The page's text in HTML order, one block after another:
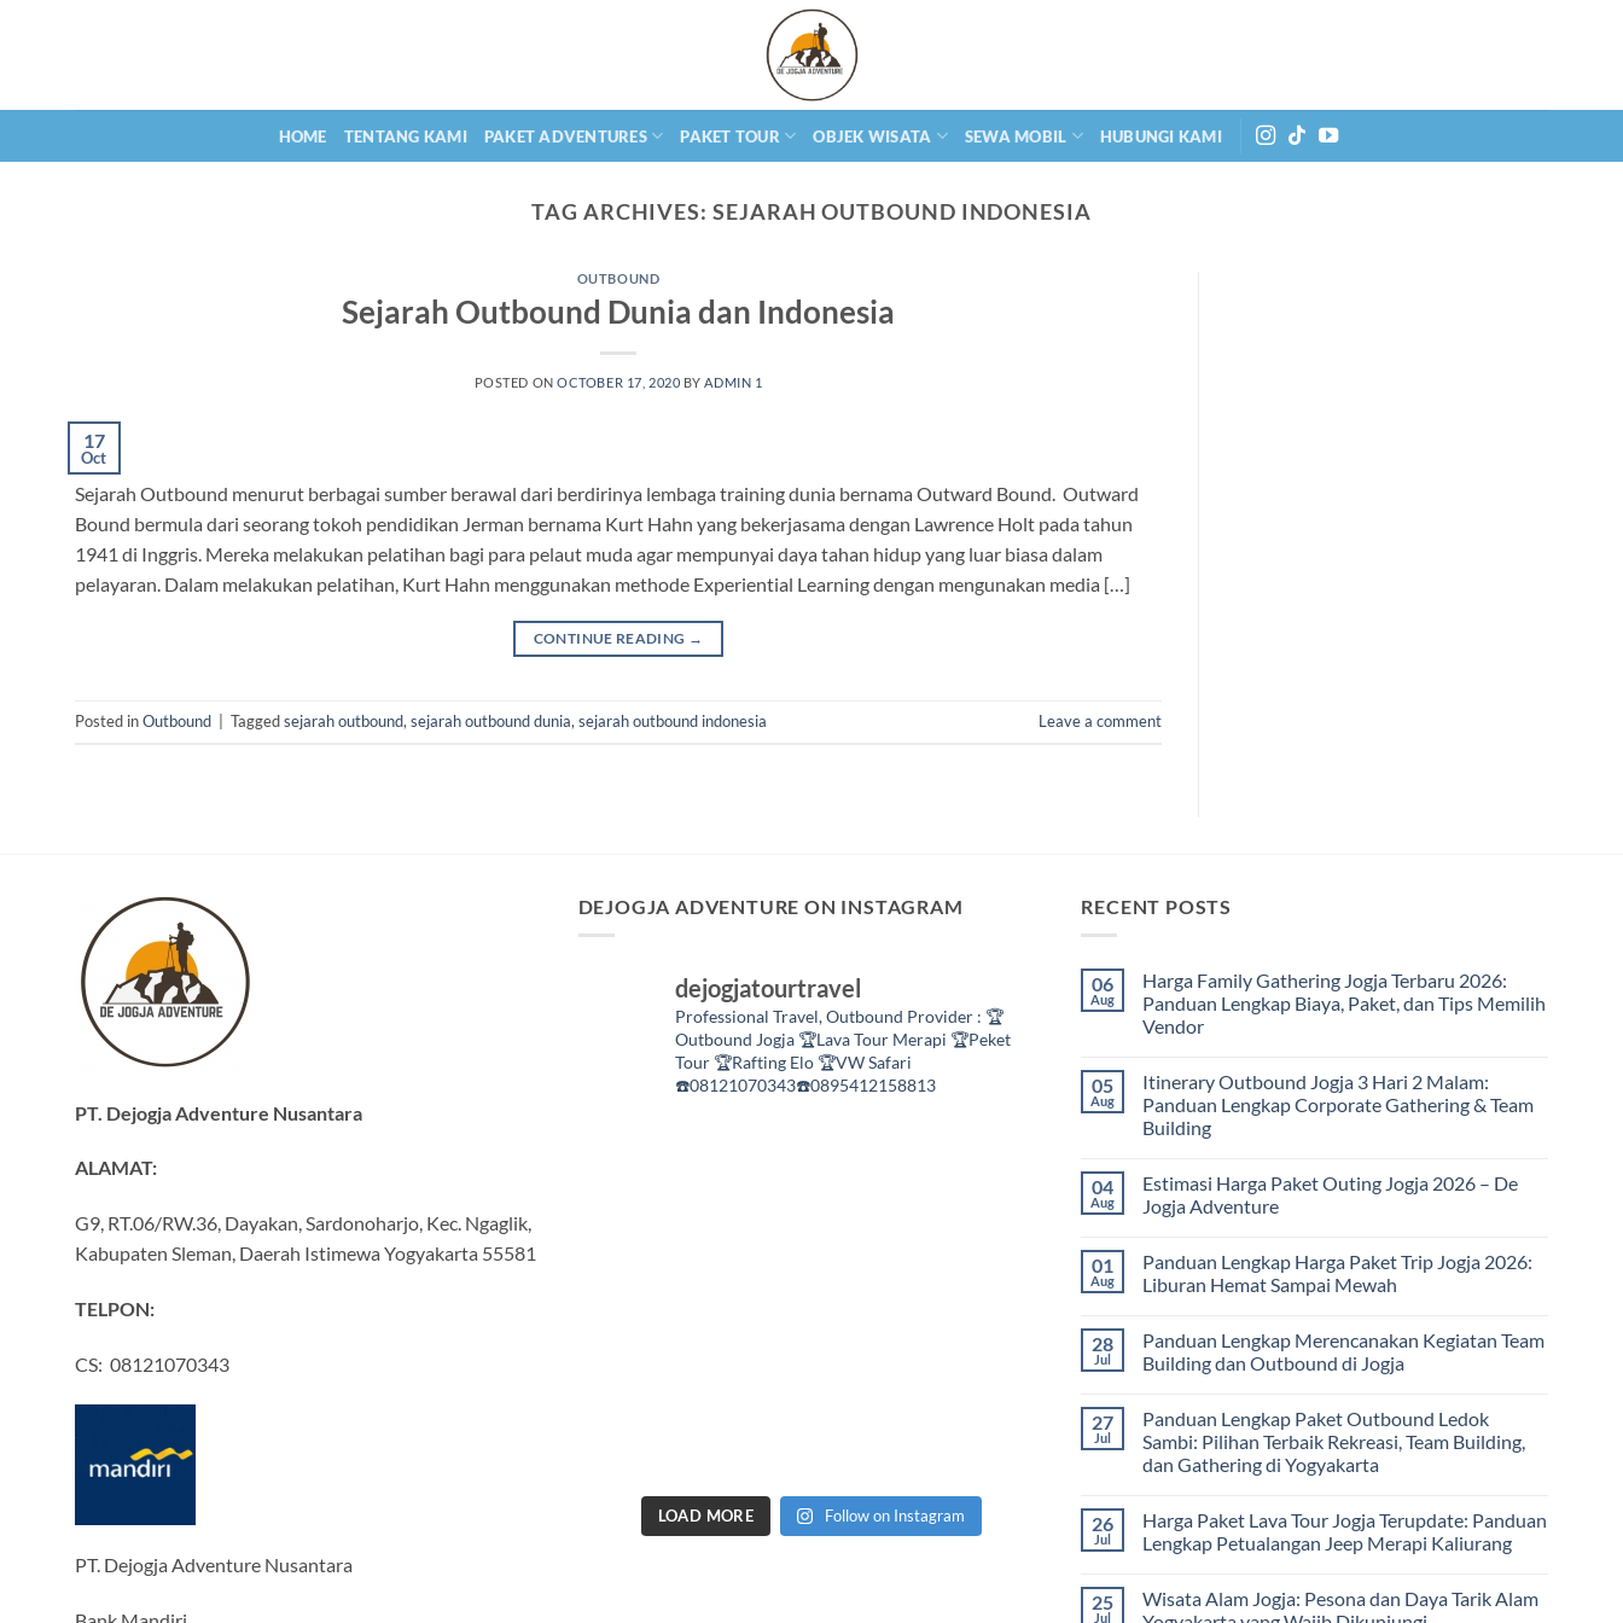
HOME TENTANG KAMI PAKET ADVENTURES PAKET TOUR OBJEK WISATA SEWA MOBIL HUBUNGI KAMI
TAG ARCHIVES: SEJARAH OUTBOUND INDONESIA
OUTBOUND
Sejarah Outbound Dunia dan Indonesia
POSTED ONOCTOBER 17, 2020 BYADMIN 1
17
Oct
Sejarah Outbound menurut berbagai sumber berawal dari berdirinya lembaga training dunia bernama Outward Bound. Outward
Bound bermula dari seorang tokoh pendidikan Jerman bernama Kurt Hahn yang bekerjasama dengan Lawrence Holt pada tahun
1941 di Inggris. Mereka melakukan pelatihan bagi para pelaut muda agar mempunyai daya tahan hidup yang luar biasa dalam
pelayaran. Dalam melakukan pelatihan, Kurt Hahn menggunakan methode Experiential Learning dengan mengunakan media […]
CONTINUE READING →
Posted inOutbound Taggedsejarah outbound, sejarah outbound dunia, sejarah outbound indonesia Leave a comment
PT. Dejogja Adventure Nusantara
ALAMAT:
G9, RT.06/RW.36, Dayakan, Sardonoharjo, Kec. Ngaglik,
Kabupaten Sleman, Daerah Istimewa Yogyakarta 55581
TELPON:
CS: 08121070343
PT. Dejogja Adventure Nusantara
DEJOGJA ADVENTURE ON INSTAGRAM
dejogjatourtravel
Professional Travel,Outbound Provider : 🏆
Outbound Jogja 🏆Lava Tour Merapi 🏆Peket
Tour🏆Rafting Elo🏆VW Safari
☎️08121070343☎️0895412158813
LOAD MORE Follow on Instagram
RECENT POSTS
06
Aug
Harga Family Gathering Jogja Terbaru 2026:
Panduan Lengkap Biaya, Paket, dan Tips Memilih
Vendor
on
Harga
Family
Gathering
2026:
Panduan
Lengkap
dan
Tips
Memilih
05
Aug
Itinerary Outbound Jogja 3 Hari 2 Malam:
Panduan Lengkap Corporate Gathering & Team
Building
on
Itinerary
Outbound
Hari
2
Malam:
Corporate
Gathering
&
04
Aug
Estimasi Harga Paket Outing Jogja 2026 – De
Jogja Adventure
on
Estimasi
Harga
Jogja
2026
–
Adventure
01
Aug
Panduan Lengkap Harga Paket Trip Jogja 2026:
Liburan Hemat Sampai Mewah
on
Panduan
Lengkap
Trip
Jogja
2026:
Liburan
Mewah
28
Jul
Panduan Lengkap Merencanakan Kegiatan Team
Building dan Outbound di Jogja
on
Panduan
Lengkap
Merencanakan
Building
dan
Outbound
27
Jul
Panduan Lengkap Paket Outbound Ledok
Sambi: Pilihan Terbaik Rekreasi, Team Building,
dan Gathering di Yogyakarta
on
Panduan
Lengkap
Ledok
Sambi:
26
Jul
Harga Paket Lava Tour Jogja Terupdate: Panduan
Lengkap Petualangan Jeep Merapi Kaliurang
on
Harga
25
Jul
Wisata Alam Jogja: Pesona dan Daya Tarik Alam